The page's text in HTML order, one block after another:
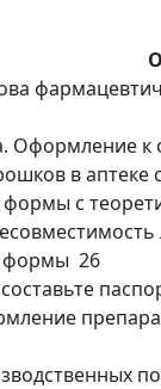
Оформление к
в
с
формы 26